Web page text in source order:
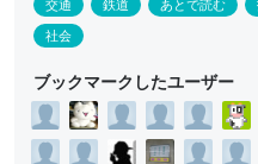
交通 鉄道 あとで読む
社会
ブックマークしたユーザー